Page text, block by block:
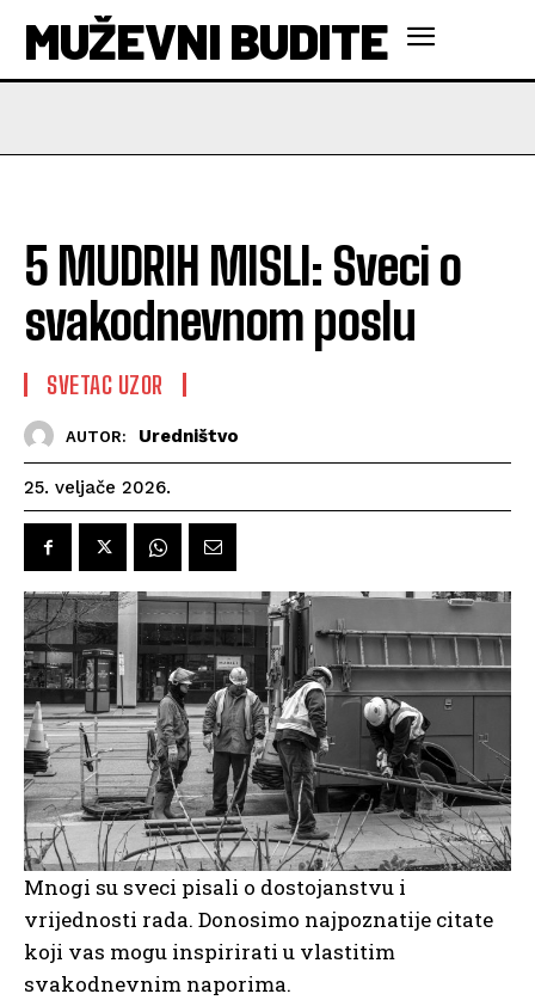
MUŽEVNI BUDITE
5 MUDRIH MISLI: Sveci o
svakodnevnom poslu
SVETAC UZOR
AUTOR: Uredništvo
25. veljače 2026.
Mnogi su sveci pisali o dostojanstvu i
vrijednosti rada. Donosimo najpoznatije citate
koji vas mogu inspirirati u vlastitim
svakodnevnim naporima.